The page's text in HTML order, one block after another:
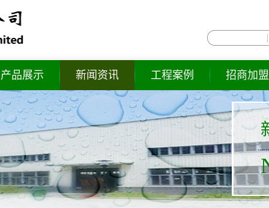
产品展示 新闻资讯 工程案例 招商加盟